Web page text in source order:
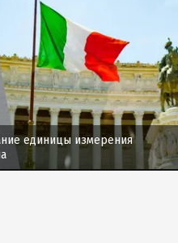
единицы измерения